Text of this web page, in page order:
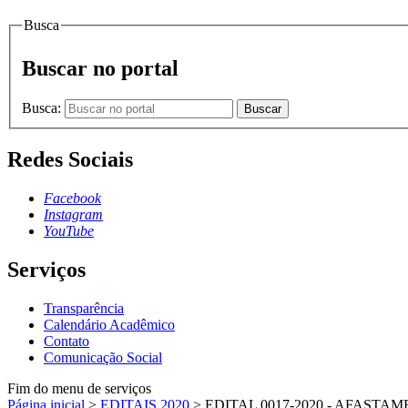
Busca
Buscar no portal
Busca: Buscar
Redes Sociais
Facebook
Instagram
YouTube
Serviços
Transparência
Calendário Acadêmico
Contato
Comunicação Social
Fim do menu de serviços
Página inicial > EDITAIS 2020 > EDITAL 0017-2020 -